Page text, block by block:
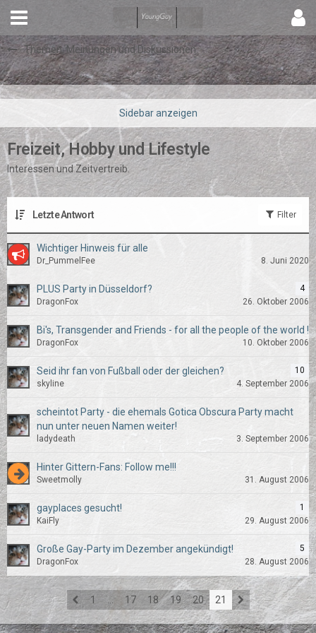
Themen, Meinungen und Diskussionen
Freizeit, Hobby und Lifestyle
Interessen und Zeitvertreib.
Letzte Antwort Filter
Wichtiger Hinweis für alle
Dr_PummelFee 8. Juni 2020
PLUS Party in Düsseldorf?
4
DragonFox
26. Oktober 2006
Bi's, Transgender and Friends - for all the people of the world !
DragonFox 10. Oktober 2006
Seid ihr fan von Fußball oder der gleichen?
10
skyline
4. September 2006
scheintot Party - die ehemals Gotica Obscura Party macht
nun unter neuen Namen weiter!
ladydeath 3. September 2006
Hinter Gittern-Fans: Follow me!!!
Sweetmolly 31. August 2006
gayplaces gesucht!
1
KaiFly
29. August 2006
Große Gay-Party im Dezember angekündigt!
5
DragonFox
28. August 2006
1 … 17 18 19 20 21